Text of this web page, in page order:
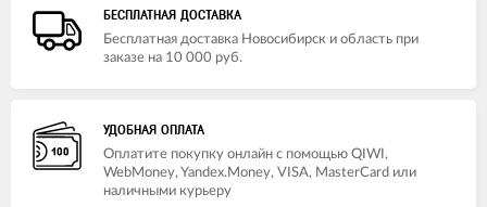
БЕСПЛАТНАЯ ДОСТАВКА
Бесплатная доставка Новосибирск и область при
заказе на 10 000 руб.
УДОБНАЯ ОПЛАТА
Оплатите покупку онлайн с помощью QIWI,
WebMoney, Yandex.Money, VISA, MasterCard или
наличными курьеру